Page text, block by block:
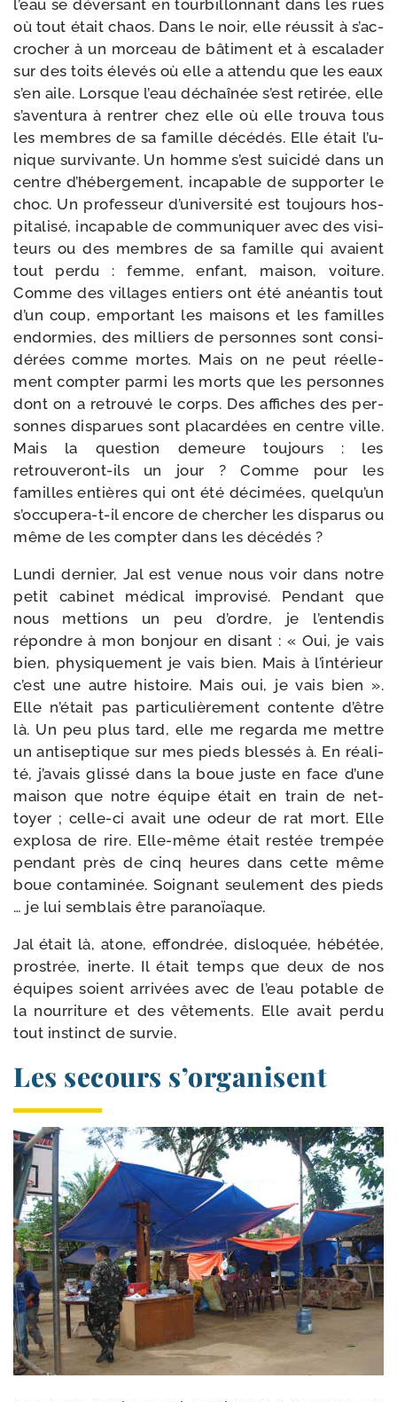
l’eau se déver­sant en tour­billon­nant dans les rues
où tout était chaos. Dans le noir, elle réus­sit à s’ac­
cro­cher à un mor­ceau de bâti­ment et à esca­la­der
sur des toits éle­vés où elle a atten­du que les eaux
s’en aile. Lorsque l’eau déchaî­née s’est reti­rée, elle
s’a­ven­tu­ra à ren­trer chez elle où elle trou­va tous
les membres de sa famille décé­dés. Elle était l’u­
nique sur­vi­vante. Un homme s’est sui­ci­dé dans un
centre d’hé­ber­ge­ment, inca­pable de sup­por­ter le
choc. Un pro­fes­seur d’u­ni­ver­si­té est tou­jours hos­
pi­ta­li­sé, inca­pable de com­mu­ni­quer avec des visi­
teurs ou des membres de sa famille qui avaient
tout per­du : femme, enfant, mai­son, voi­ture.
Comme des vil­lages entiers ont été anéan­tis tout
d’un coup, empor­tant les mai­sons et les familles
endor­mies, des mil­liers de per­sonnes sont consi­
dé­rées comme mortes. Mais on ne peut réel­le­
ment comp­ter par­mi les morts que les per­sonnes
dont on a retrou­vé le corps. Des affiches des per­
sonnes dis­pa­rues sont pla­car­dées en centre ville.
Mais la ques­tion demeure tou­jours : les
retrouveront-​ils un jour ? Comme pour les
familles entières qui ont été déci­mées, quel­qu’un
s’occupera-​t-​il encore de cher­cher les dis­pa­rus ou
même de les comp­ter dans les décédés ?
Lundi der­nier, Jal est venue nous voir dans notre
petit cabi­net médi­cal impro­vi­sé. Pendant que
nous met­tions un peu d’ordre, je l’en­ten­dis
répondre à mon bon­jour en disant : « Oui, je vais
bien, phy­si­que­ment je vais bien. Mais à l’in­té­rieur
c’est une autre his­toire. Mais oui, je vais bien ».
Elle n’é­tait pas par­ti­cu­liè­re­ment contente d’être
là. Un peu plus tard, elle me regar­da me mettre
un anti­sep­tique sur mes pieds bles­sés à. En réa­li­
té, j’a­vais glis­sé dans la boue juste en face d’une
mai­son que notre équipe était en train de net­
toyer ; celle-​ci avait une odeur de rat mort. Elle
explo­sa de rire. Elle-​même était res­tée trem­pée
pen­dant près de cinq heures dans cette même
boue conta­mi­née. Soignant seule­ment des pieds
… je lui sem­blais être paranoïaque.
Jal était là, atone, effon­drée, dis­lo­quée, hébé­tée,
pros­trée, inerte. Il était temps que deux de nos
équipes soient arri­vées avec de l’eau potable de
la nour­ri­ture et des vête­ments. Elle avait per­du
tout ins­tinct de survie.
Les secours s’organisent